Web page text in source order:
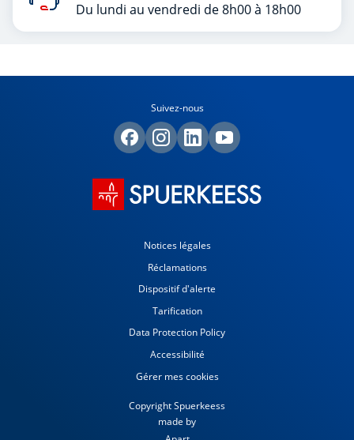
Du lundi au vendredi de 8h00 à 18h00
Suivez-nous
Notices légales
Réclamations
Dispositif d'alerte
Tarification
Data Protection Policy
Accessibilité
Gérer mes cookies
Copyright Spuerkeess
made by